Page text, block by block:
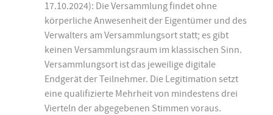
17.10.2024): Die Versammlung findet ohne
körperliche Anwesenheit der Eigentümer und des
Verwalters am Versammlungsort statt; es gibt
keinen Versammlungsraum im klassischen Sinn.
Versammlungsort ist das jeweilige digitale
Endgerät der Teilnehmer. Die Legitimation setzt
eine qualifizierte Mehrheit von mindestens drei
Vierteln der abgegebenen Stimmen voraus.